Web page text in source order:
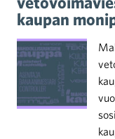
kaupan